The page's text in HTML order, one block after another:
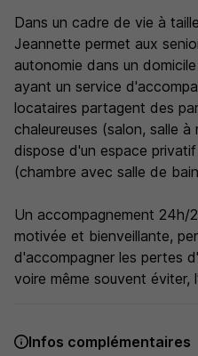
Dans un cadre de vie à
Jeannette permet aux
autonomie dans un
ayant un service
locataires partagent des
chaleureuses (salon, salle
dispose d'un espace
(chambre avec salle de
Un accompagnement 24h/
motivée et bienveillante,
d'accompagner les pertes
voire même souvent éviter,
Infos complémentaires